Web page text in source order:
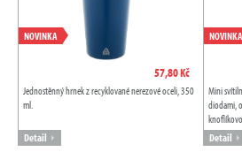
NOVINKA
57,80 Kč
Jednostěnný hrnek z recyklované nerezové oceli, 350
ml.
Detail
NOVINKA
Mini
diodami,
Detail